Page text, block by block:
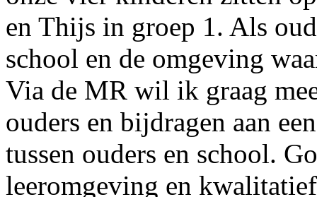
en Thijs in groep 1. Als
school en de omgeving
Via de MR wil ik graag
ouders en bijdragen aan
tussen ouders en school.
leeromgeving en